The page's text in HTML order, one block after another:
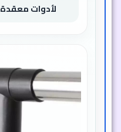
لأدوات معقدة